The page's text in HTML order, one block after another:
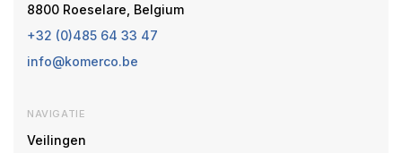
8800 Roeselare, Belgium
+32 (0)485 64 33 47
info@komerco.be
NAVIGATIE
Veilingen